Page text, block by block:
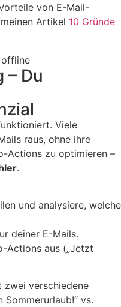
von E-Mail-
Artikel 10 Gründe
– Du
Viele
raus, ohne ihre
Actions zu optimieren –
.
und analysiere, welche
deiner E-Mails.
Actions aus („Jetzt
zwei verschiedene
vs.